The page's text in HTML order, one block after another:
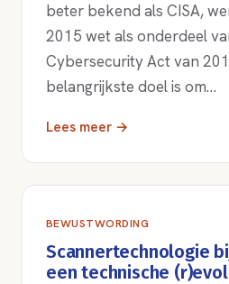
beter bekend als CISA,
2015 wet als onderdeel
Cybersecurity Act van
belangrijkste doel is om…
Lees meer →
BEWUSTWORDING
Scannertechnologie
een technische